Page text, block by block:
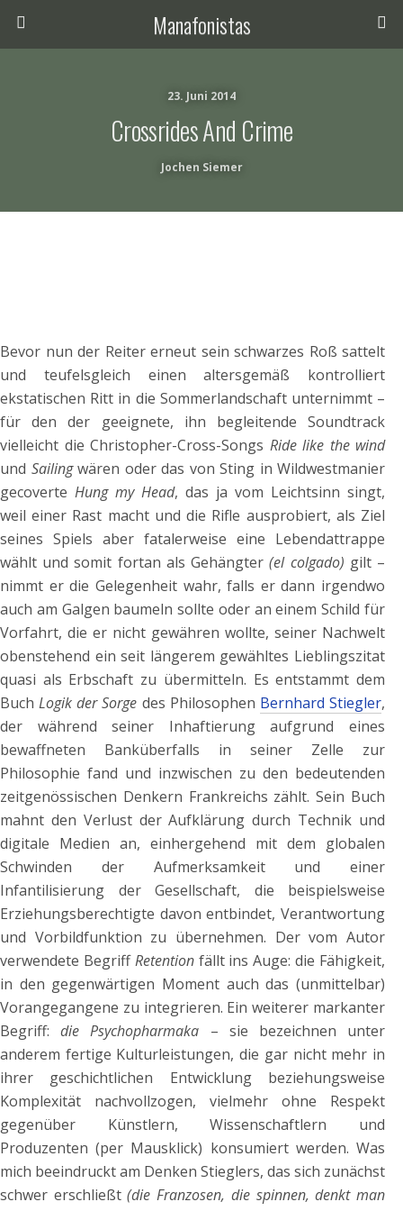
Manafonistas
23. Juni 2014
Crossrides And Crime
Jochen Siemer
Bevor nun der Reiter erneut sein schwarzes Roß sattelt
und teufelsgleich einen altersgemäß kontrolliert
ekstatischen Ritt in die Sommerlandschaft unternimmt –
für den der geeignete, ihn begleitende Soundtrack
vielleicht die Christopher-Cross-Songs Ride like the wind
und Sailingwären oder das von Sting in Wildwestmanier
gecoverte Hung my Head, das ja vom Leichtsinn singt,
weil einer Rast macht und die Rifle ausprobiert, als Ziel
seines Spiels aber fatalerweise eine Lebendattrappe
wählt und somit fortan als Gehängter(el colgado) gilt –
nimmt er die Gelegenheit wahr, falls er dann irgendwo
auch am Galgen baumeln sollte oder an einem Schild für
Vorfahrt, die er nicht gewähren wollte, seiner Nachwelt
obenstehend ein seit längerem gewähltes Lieblingszitat
quasi als Erbschaft zu übermitteln. Es entstammt dem
BuchLogik der Sorge des Philosophen Bernhard Stiegler,
der während seiner Inhaftierung aufgrund eines
bewaffneten Banküberfalls in seiner Zelle zur
Philosophie fand und inzwischen zu den bedeutenden
zeitgenössischen Denkern Frankreichs zählt. Sein Buch
mahnt den Verlust der Aufklärung durch Technik und
digitale Medien an, einhergehend mit dem globalen
Schwinden der Aufmerksamkeit und einer
Infantilisierung der Gesellschaft, die beispielsweise
Erziehungsberechtigte davon entbindet, Verantwortung
und Vorbildfunktion zu übernehmen. Der vom Autor
verwendete BegriffRetentionfällt ins Auge: die Fähigkeit,
in den gegenwärtigen Moment auch das (unmittelbar)
Vorangegangene zu integrieren. Ein weiterer markanter
Begriff:die Psychopharmaka – sie bezeichnen unter
anderem fertige Kulturleistungen, die gar nicht mehr in
ihrer geschichtlichen Entwicklung beziehungsweise
Komplexität nachvollzogen, vielmehr ohne Respekt
gegenüber Künstlern, Wissenschaftlern und
Produzenten (per Mausklick) konsumiert werden. Was
mich beeindruckt am Denken Stieglers, das sich zunächst
schwer erschließt(die Franzosen, die spinnen, denkt man